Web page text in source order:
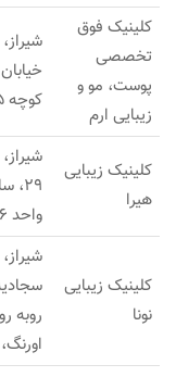
کلینیک فوق
تخصصی
پوست، مو و
زیبایی ارم
کوچه 15
کلینیک زیبایی
هیرا
واحد 16
کلینیک زیبایی
نونا
اورنگ،